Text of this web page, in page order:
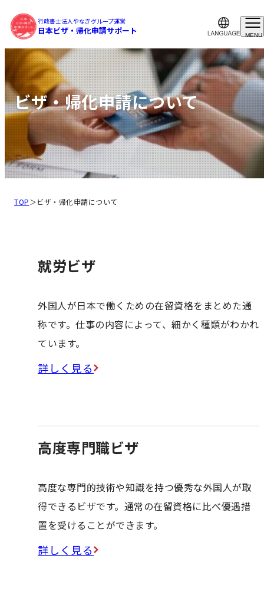
行政書士法人やなぎグループ運営
日本ビザ・帰化申請サポート MENU
ビザ・帰化申請について
TOP＞ビザ・帰化申請について
就労ビザ
外国人が日本で働くための在留資格をまとめた通
称です。仕事の内容によって、細かく種類がわかれ
ています。
詳しく見る
高度専門職ビザ
高度な専門的技術や知識を持つ優秀な外国人が取
得できるビザです。通常の在留資格に比べ優遇措
置を受けることができます。
詳しく見る